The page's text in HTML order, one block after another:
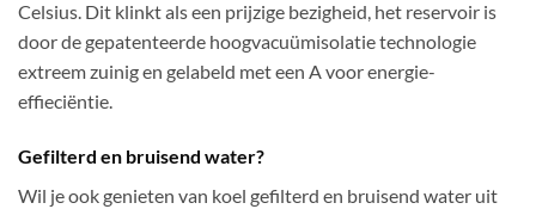
Celsius. Dit klinkt als een prijzige bezigheid, het reservoir is
door de gepatenteerde hoogvacuümisolatie technologie
extreem zuinig en gelabeld met een A voor energie-
effieciëntie.
Gefilterd en bruisend water?
Wil je ook genieten van koel gefilterd en bruisend water uit